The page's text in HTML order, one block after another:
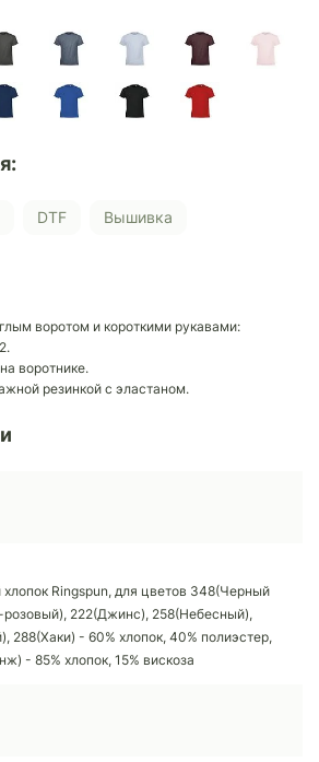
DTF Вышивка
воротом и короткими рукавами:
воротнике.
резинкой с эластаном.
хлопок Ringspun, для цветов 348(Черный
222(Джинс), 258(Небесный),
288(Хаки) - 60% хлопок, 40% полиэстер,
- 85% хлопок, 15% вискоза